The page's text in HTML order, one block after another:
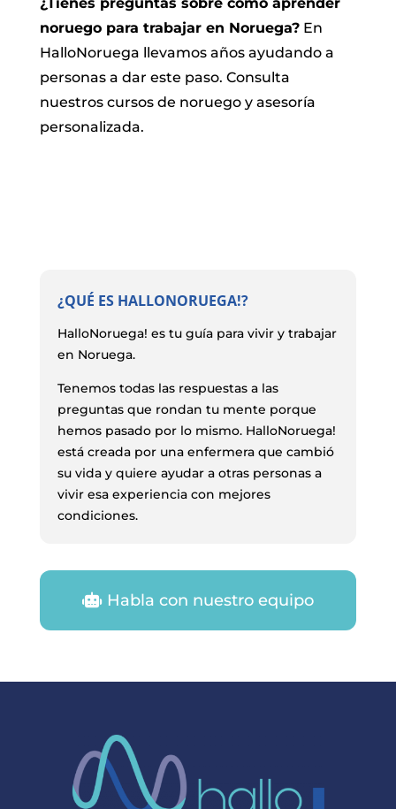
noruego para trabajar en Noruega?En
HalloNoruega llevamos años ayudando a
personas a dar este paso. Consulta
nuestros cursos de noruego y asesoría
personalizada.
¿QUÉ ES HALLONORUEGA!?
HalloNoruega! es tu guía para vivir y trabajar
en Noruega.
Tenemos todas las respuestas a las
preguntas que rondan tu mente porque
hemos pasado por lo mismo. HalloNoruega!
está creada por una enfermera que cambió
su vida y quiere ayudar a otras personas a
vivir esa experiencia con mejores
condiciones.
Habla con nuestro equipo